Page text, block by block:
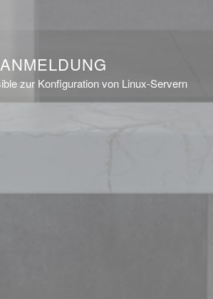
ANMELDUNG
zur Konfiguration von Linux-Servern